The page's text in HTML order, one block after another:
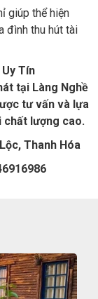
giúp thể hiện
đình thu hút tài
Tín
tại Làng Nghề
tư vấn và lựa
chất lượng cao.
Thanh Hóa